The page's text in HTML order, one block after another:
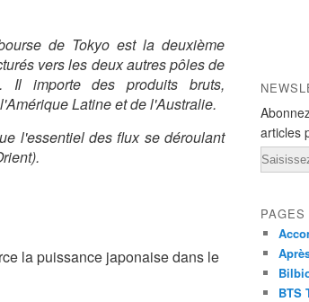
de Tokyo est la deuxième
vers les deux autres pôles de
Il importe des produits bruts,
Latine et de l'Australie.
l'essentiel des flux se déroulant
la puissance japonaise dans le
articles
Email
PAGES
BTS